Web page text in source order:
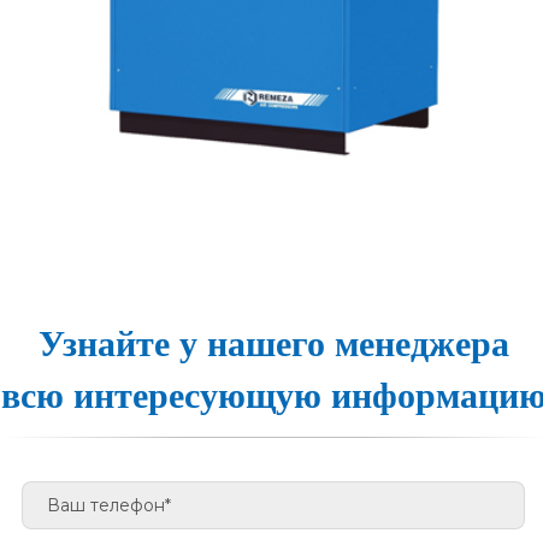
Узнайте у нашего менеджера
всю интересующую